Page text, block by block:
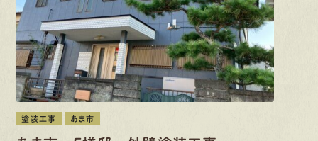
塗装工事 あま市